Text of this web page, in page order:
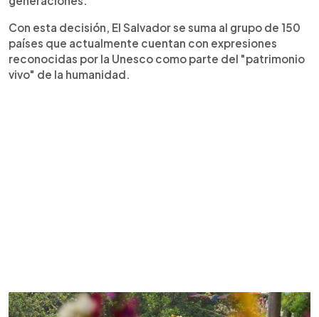
Con esta decisión, El Salvador se suma al grupo de 150
países que actualmente cuentan con expresiones
reconocidas por la Unesco como parte del "patrimonio
vivo" de la humanidad.